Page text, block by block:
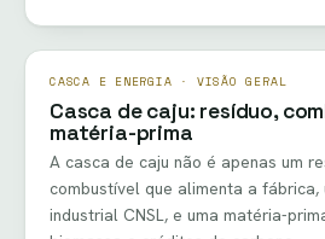
CASCA E ENERGIA · VISÃO GERAL
Casca de caju: resíduo,
matéria-prima
A casca de caju não é apenas um
combustível que alimenta a
industrial CNSL, e uma matéria-